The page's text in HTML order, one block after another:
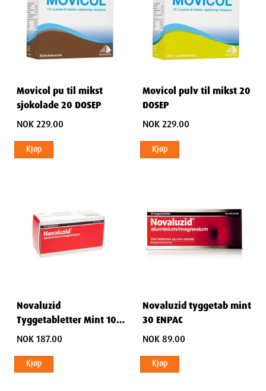
Movicol pu til mikst
sjokolade 20 DOSEP
NOK 229.00
Kjøp
Movicol pulv til mikst 20
DOSEP
NOK 229.00
Kjøp
Novaluzid
Tyggetabletter Mint 100
ENPAC
NOK 187.00
Kjøp
Novaluzid tyggetab mint
30 ENPAC
NOK 89.00
Kjøp